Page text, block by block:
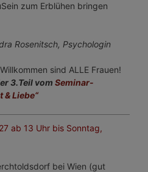
zum Erblühen bringen
Rosenitsch, Psychologin
Willkommen sind ALLE Frauen!
3.Teil vom Seminar-
& Liebe“
ab 13 Uhr bis Sonntag,
bei Wien (gut